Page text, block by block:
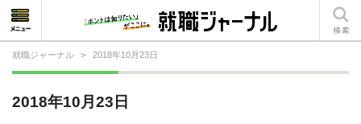
就職ジャーナル > 2018年10月23日
2018年10月23日
就活相談
就活ノウハウ